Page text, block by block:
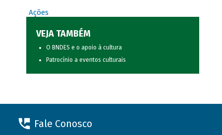
Ações
VEJA TAMBÉM
O BNDES e o apoio à cultura
Patrocínio a eventos culturais
Fale Conosco